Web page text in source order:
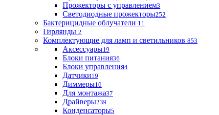
Прожекторы с управлением3
Светодиодные прожекторы252
Бактерицидные облучатели 11
Гирлянды 2
Комплектующие для ламп и светильников 853
Аксессуары19
Блоки питания36
Блоки управления4
Датчики19
Диммеры10
Для монтажа37
Драйверы239
Конденсаторы5